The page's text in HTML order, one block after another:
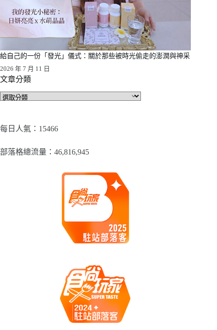
給自己的一份「發光」儀式：關於那些被時光偷走的澎潤與神采
2026 年 7 月 11 日
文章分類
文
類
每日人氣：15466
部落格總流量：​46,816,945